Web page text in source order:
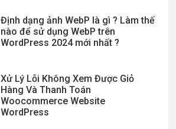
Định dạng ảnh WebP là gì ? Làm thế
nào để sử dụng WebP trên
WordPress 2024 mới nhất ?
Xử Lý Lỗi Không Xem Được Giỏ
Hàng Và Thanh Toán
Woocommerce Website
WordPress